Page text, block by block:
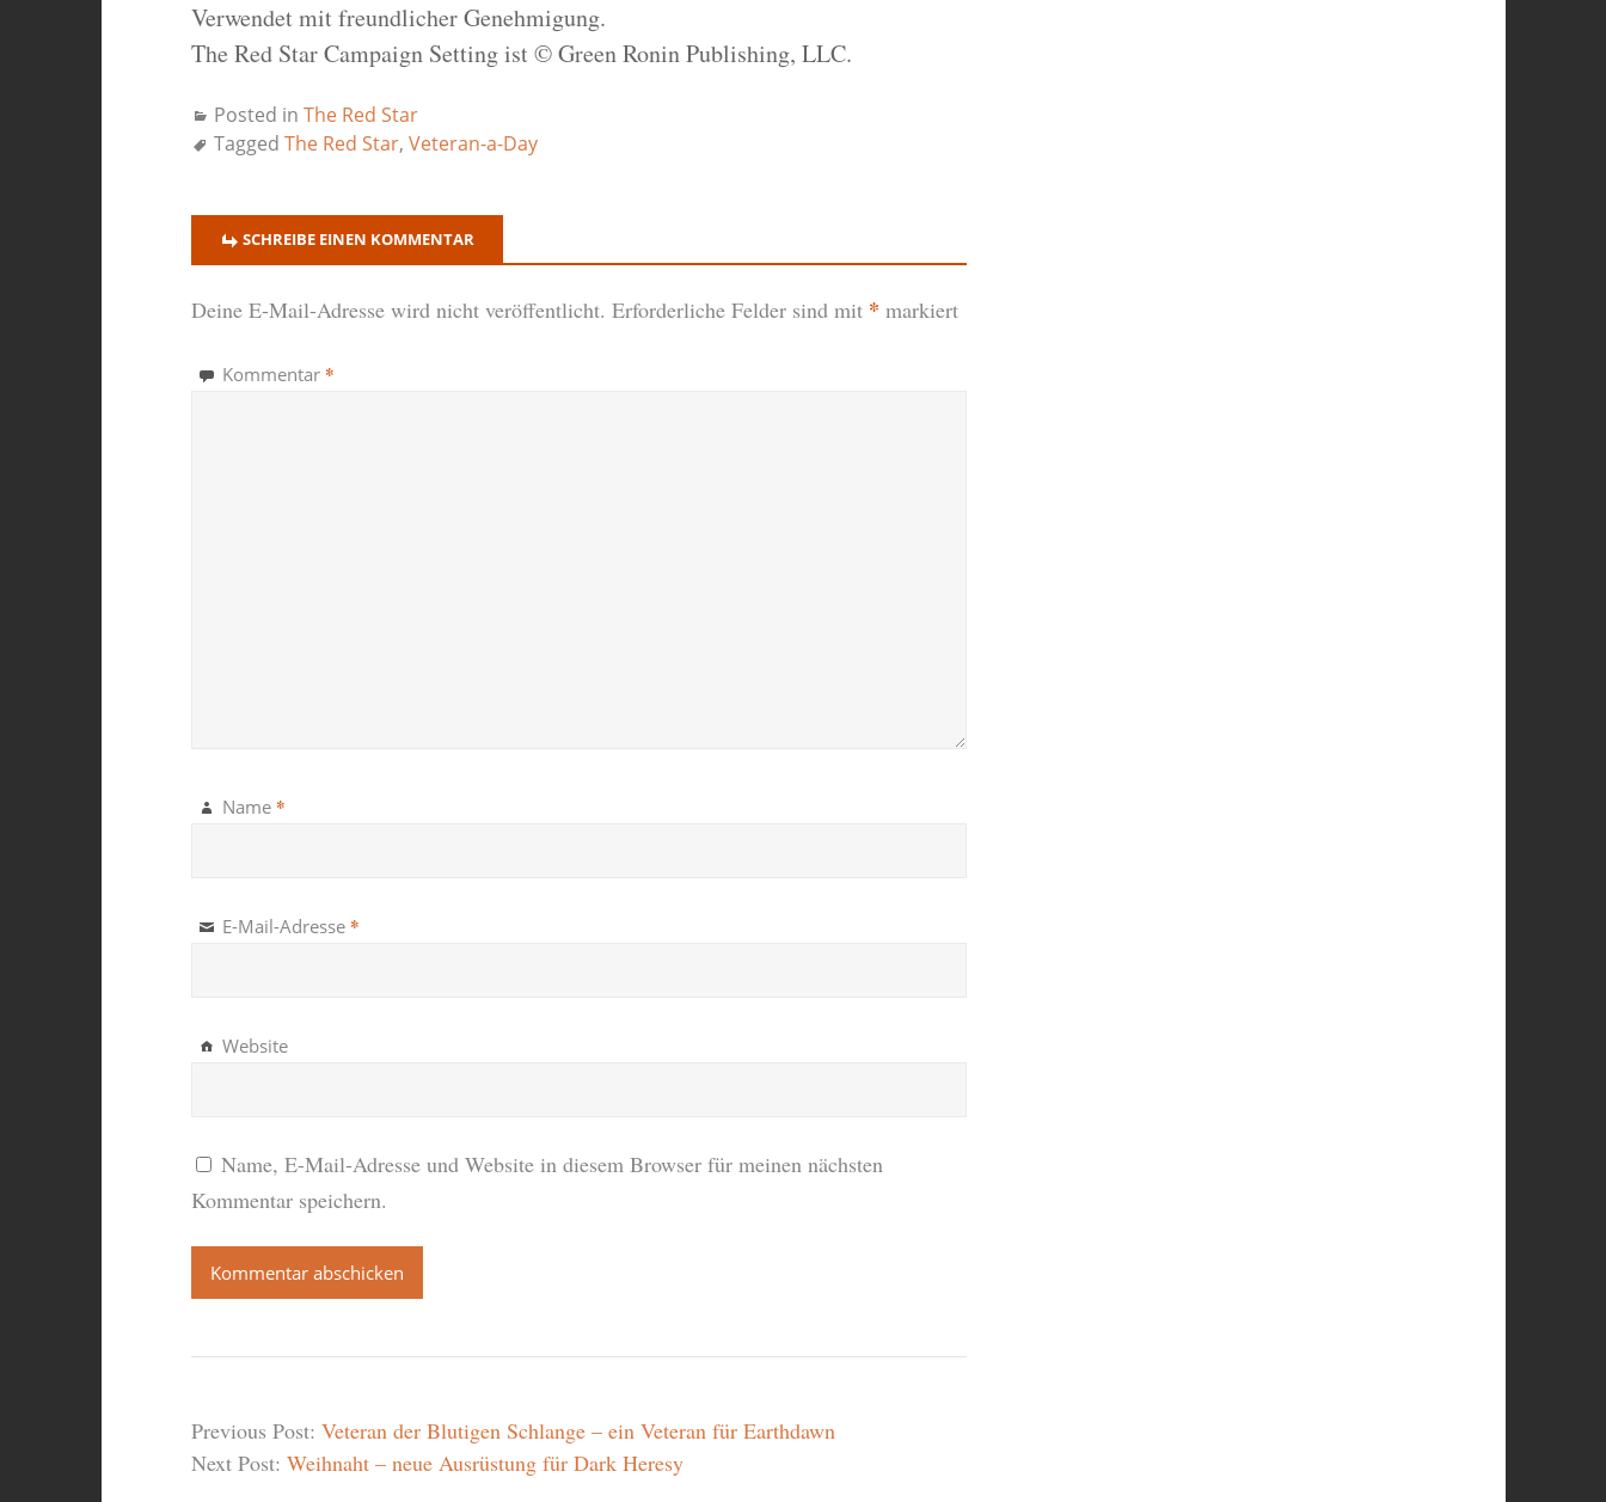
Verwendet mit freundlicher Genehmigung.
The Red Star Campaign Setting ist © Green Ronin Publishing, LLC.
Posted in The Red Star
Tagged The Red Star, Veteran-a-Day
SCHREIBE EINEN KOMMENTAR
Deine E-Mail-Adresse wird nicht veröffentlicht. Erforderliche Felder sind mit * markiert
Kommentar *
Name *
E-Mail-Adresse *
Website
Name, E-Mail-Adresse und Website in diesem Browser für meinen nächsten
Kommentar speichern.
Previous Post: Veteran der Blutigen Schlange – ein Veteran für Earthdawn
Next Post: Weihnaht – neue Ausrüstung für Dark Heresy